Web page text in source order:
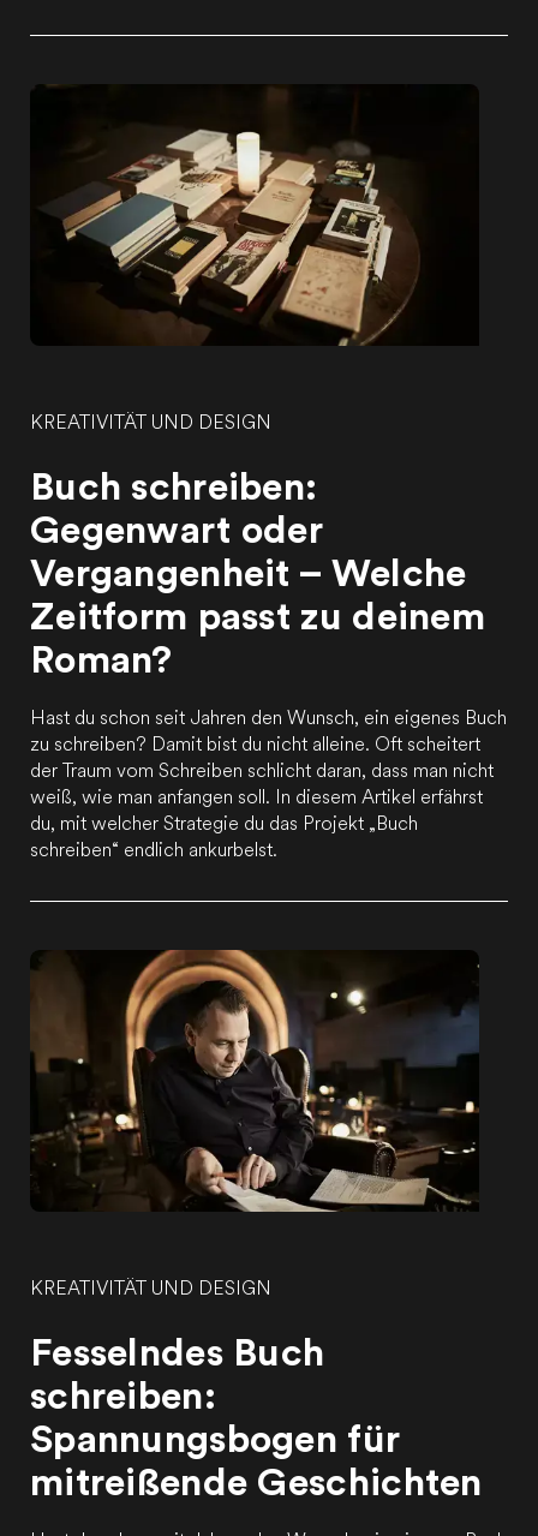
KREATIVITÄT UND DESIGN
Buch schreiben:
Gegenwart oder
Vergangenheit – Welche
Zeitform passt zu deinem
Roman?
Hast du schon seit Jahren den Wunsch, ein eigenes Buch
zu schreiben? Damit bist du nicht alleine. Oft scheitert
der Traum vom Schreiben schlicht daran, dass man nicht
weiß, wie man anfangen soll. In diesem Artikel erfährst
du, mit welcher Strategie du das Projekt „Buch
schreiben“ endlich ankurbelst.
KREATIVITÄT UND DESIGN
Fesselndes Buch
schreiben:
Spannungsbogen für
mitreißende Geschichten